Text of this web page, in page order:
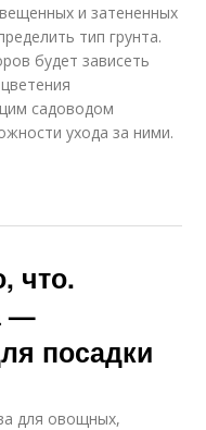
и затененных
тип грунта.
будет зависеть
садоводом
ухода за ними.
что.
—
посадки
для овощных,